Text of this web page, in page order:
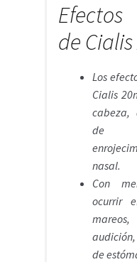
de
Los
Cialis
cabeza,
de
nasal.
Con
ocurrir
de